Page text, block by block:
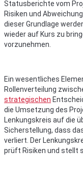
Statusberichte vom
Risiken und
dieser Grundlage
wieder auf Kurs zu
vorzunehmen.
Ein wesentliches
Rollenverteilung
strategischen
die Umsetzung des
Lenkungskreis auf die
Sicherstellung, dass
verliert. Der
prüft Risiken und stellt